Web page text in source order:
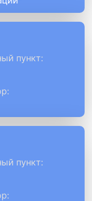
пункт:
пункт: